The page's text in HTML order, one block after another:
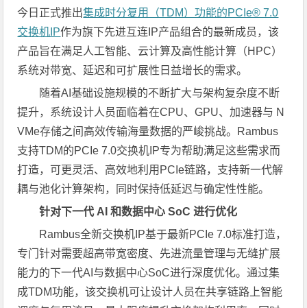
今日正式推出集成时分复用（TDM）功能的PCIe® 7.0
交换机IP作为旗下先进互连IP产品组合的最新成员，该
产品旨在满足人工智能、云计算及高性能计算（HPC）
系统对带宽、延迟和可扩展性日益增长的需求。
随着AI基础设施规模的不断扩大与架构复杂度不断
提升，系统设计人员面临着在CPU、GPU、加速器与 N
VMe存储之间高效传输海量数据的严峻挑战。Rambus
支持TDM的PCIe 7.0交换机IP专为帮助满足这些需求而
打造，可更灵活、高效地利用PCIe链路，支持新一代解
耦与池化计算架构，同时保持低延迟与确定性性能。
针对下一代 AI 和数据中心 SoC进行优化
Rambus全新交换机IP基于最新PCIe 7.0标准打造，
专门针对需要超高带宽密度、先进流量管理与无缝扩展
能力的下一代AI与数据中心SoC进行深度优化。通过集
成TDM功能，该交换机可让设计人员在共享链路上智能